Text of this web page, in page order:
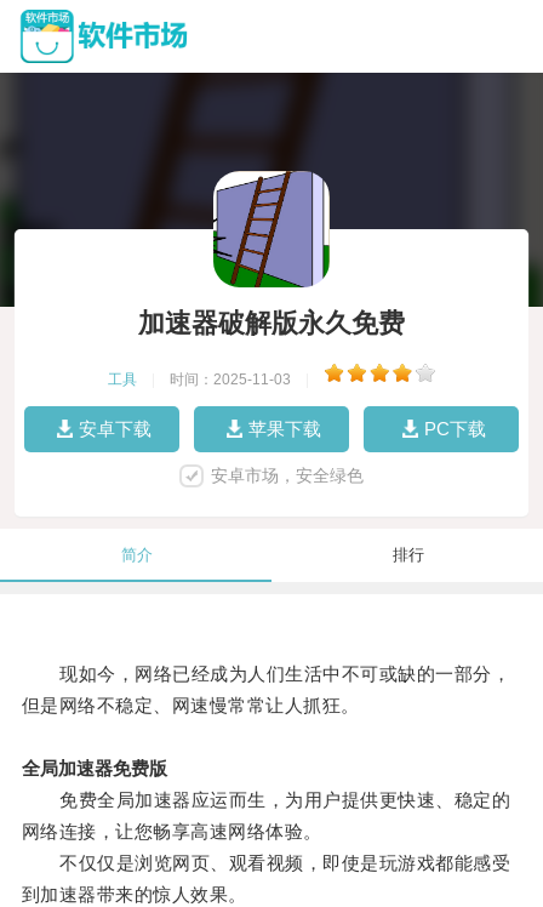
加速器破解版永久免费
工具 时间：2025-11-03
安卓下载 苹果下载 PC下载
安卓市场，安全绿色
简介 排行
现如今，网络已经成为人们生活中不可或缺的一部分，
但是网络不稳定、网速慢常常让人抓狂。
全局加速器免费版
免费全局加速器应运而生，为用户提供更快速、稳定的
网络连接，让您畅享高速网络体验。
不仅仅是浏览网页、观看视频，即使是玩游戏都能感受
到加速器带来的惊人效果。